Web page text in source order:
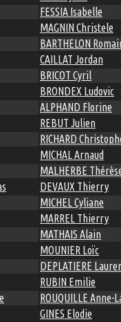
FESSIA Isabelle
MAGNIN Christele
BARTHELON
CAILLAT Jordan
BRICOT Cyril
BRONDEX Ludovic
ALPHAND Florine
REBUT Julien
RICHARD
MICHAL Arnaud
MALHERBE
DEVAUX Thierry
MICHEL Cyliane
MARREL Thierry
MATHAIS Alain
MOUNIER Loïc
DEPLATIERE
RUBIN Emilie
ROUQUILLE Anne-
GINES Elodie